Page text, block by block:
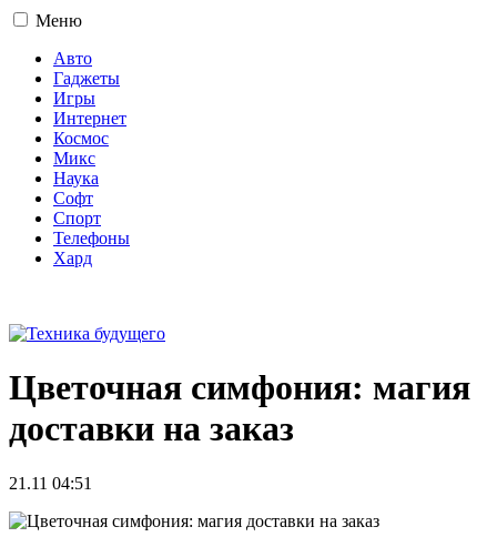
Меню
Авто
Гаджеты
Игры
Интернет
Космос
Микс
Наука
Софт
Спорт
Телефоны
Хард
Цветочная симфония: магия
доставки на заказ
21.11 04:51